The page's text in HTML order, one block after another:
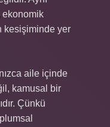
ekonomik
kesişiminde yer
aile içinde
kamusal bir
Çünkü